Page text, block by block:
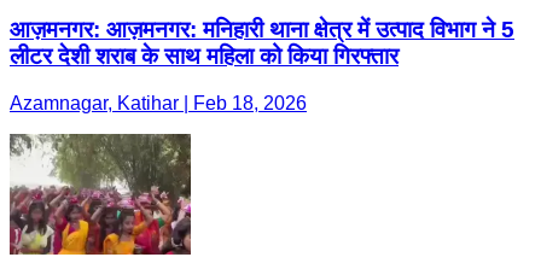
आज़मनगर: आज़मनगर: मनिहारी थाना क्षेत्र में उत्पाद विभाग ने 5
लीटर देशी शराब के साथ महिला को किया गिरफ्तार
Azamnagar, Katihar | Feb 18, 2026